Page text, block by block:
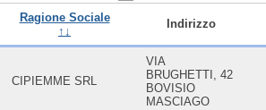
Ragione Sociale
↑↓
Indirizzo
CIPIEMME SRL
VIA
BRUGHETTI, 42
BOVISIO
MASCIAGO